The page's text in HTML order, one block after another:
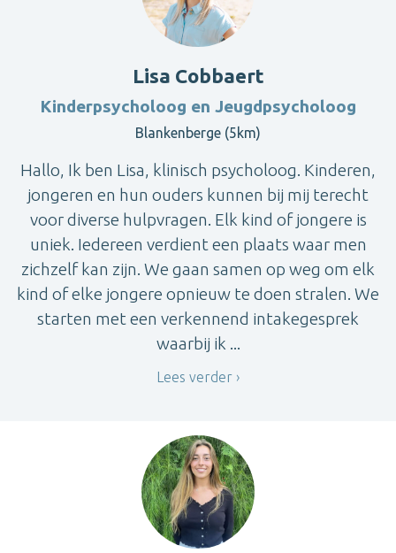
Lisa Cobbaert
Kinderpsycholoog en Jeugdpsycholoog
Blankenberge (5km)
Hallo, Ik ben Lisa, klinisch psycholoog. Kinderen,
jongeren en hun ouders kunnen bij mij terecht
voor diverse hulpvragen. Elk kind of jongere is
uniek. Iedereen verdient een plaats waar men
zichzelf kan zijn. We gaan samen op weg om elk
kind of elke jongere opnieuw te doen stralen. We
starten met een verkennend intakegesprek
waarbij ik ...
Lees verder